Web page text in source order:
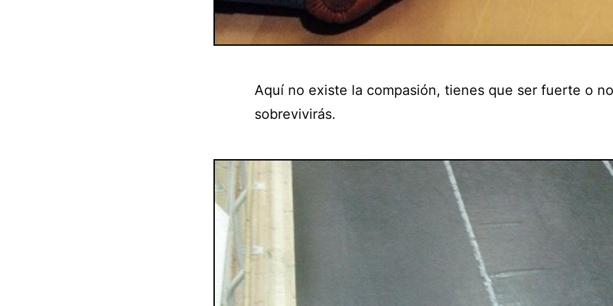
Aquí no existe la compasión, tienes que ser fuerte o no
sobrevivirás.